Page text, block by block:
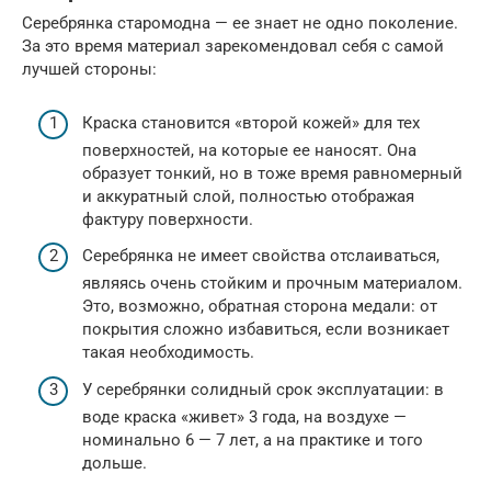
Серебрянка старомодна — ее знает не одно поколение.
За это время материал зарекомендовал себя с самой
лучшей стороны:
Краска становится «второй кожей» для тех
поверхностей, на которые ее наносят. Она
образует тонкий, но в тоже время равномерный
и аккуратный слой, полностью отображая
фактуру поверхности.
Серебрянка не имеет свойства отслаиваться,
являясь очень стойким и прочным материалом.
Это, возможно, обратная сторона медали: от
покрытия сложно избавиться, если возникает
такая необходимость.
У серебрянки солидный срок эксплуатации: в
воде краска «живет» 3 года, на воздухе —
номинально 6 — 7 лет, а на практике и того
дольше.